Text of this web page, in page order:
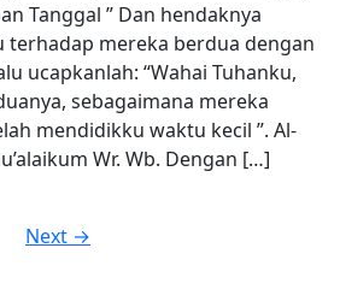
Tanggal ” Dan hendaknya
mereka berdua dengan
ucapkanlah: “Wahai Tuhanku,
sebagaimana mereka
mendidikku waktu kecil ”. Al-
Wr. Wb. Dengan […]
Next →